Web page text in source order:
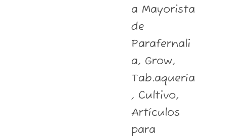
a Mayorista
de
Parafernali
a, Grow,
Tab.aquería
, Cultivo,
Artículos
para